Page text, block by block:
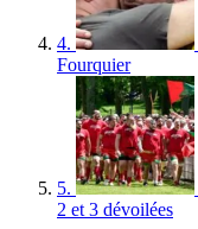
4.
Fourquier
5.
2 et 3 dévoilées